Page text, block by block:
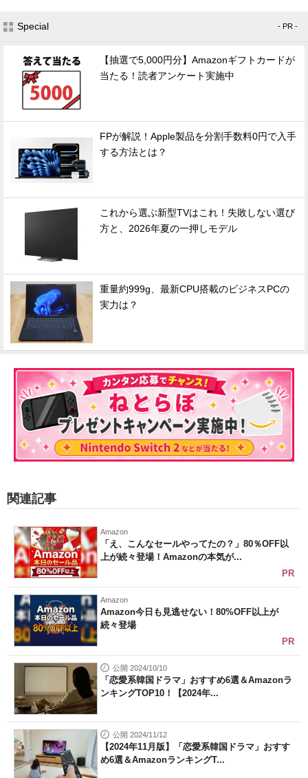
Special - PR -
【抽選で5,000円分】Amazonギフトカードが
当たる！読者アンケート実施中
FPが解説！Apple製品を分割手数料0円で入手
する方法とは？
これから選ぶ新型TVはこれ！失敗しない選び
方と、2026年夏の一押しモデル
重量約999g、最新CPU搭載のビジネスPCの
実力は？
関連記事
Amazon
「え、こんなセールやってたの？」80％OFF以
上が続々登場！Amazonの本気が...
PR
Amazon
Amazon今日も見逃せない！80%OFF以上が
続々登場
PR
公開 2024/10/10
「恋愛系韓国ドラマ」おすすめ6選＆Amazonラ
ンキングTOP10！【2024年...
公開 2024/11/12
【2024年11月版】「恋愛系韓国ドラマ」おすす
め6選＆AmazonランキングT...